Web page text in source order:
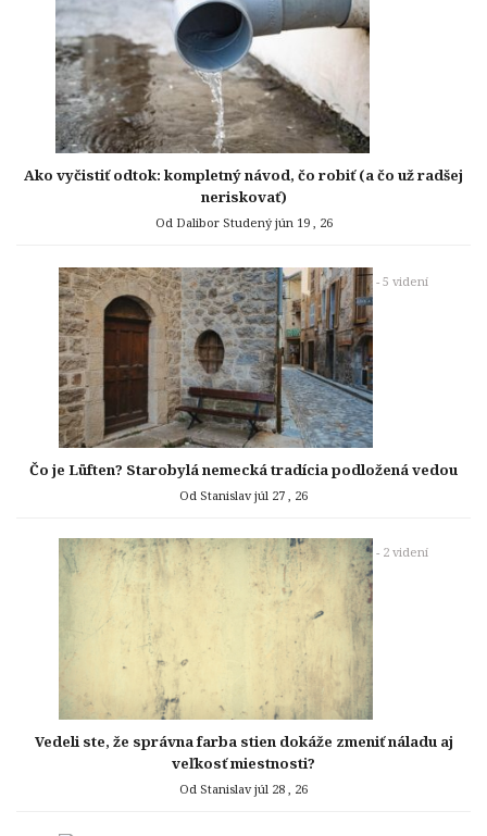
Ako vyčistiť odtok: kompletný návod, čo robiť (a čo už radšej
neriskovať)
Od Dalibor Studený jún 19 , 26
- 5 videní
Čo je Lüften? Starobylá nemecká tradícia podložená vedou
Od Stanislavjúl 27 , 26
- 2 videní
Vedeli ste, že správna farba stien dokáže zmeniť náladu aj
veľkosť miestnosti?
Od Stanislavjúl 28 , 26